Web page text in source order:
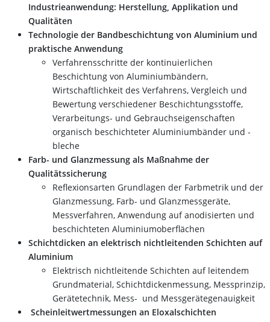
Industrieanwendung: Herstellung, Applikation und
Qualitäten
Technologie der Bandbeschichtung von Aluminium und
praktische Anwendung
Verfahrensschritte der kontinuierlichen
Beschichtung von Aluminiumbändern,
Wirtschaftlichkeit des Verfahrens, Vergleich und
Bewertung verschiedener Beschichtungsstoffe,
Verarbeitungs- und Gebrauchseigenschaften
organisch beschichteter Aluminiumbänder und -
bleche
Farb- und Glanzmessung als Maßnahme der
Qualitätssicherung
Reflexionsarten Grundlagen der Farbmetrik und der
Glanzmessung, Farb- und Glanzmessgeräte,
Messverfahren, Anwendung auf anodisierten und
beschichteten Aluminiumoberflächen
Schichtdicken an elektrisch nichtleitenden Schichten auf
Aluminium
Elektrisch nichtleitende Schichten auf leitendem
Grundmaterial, Schichtdickenmessung, Messprinzip,
Gerätetechnik, Mess- und Messgerätegenauigkeit
Scheinleitwertmessungen an Eloxalschichten